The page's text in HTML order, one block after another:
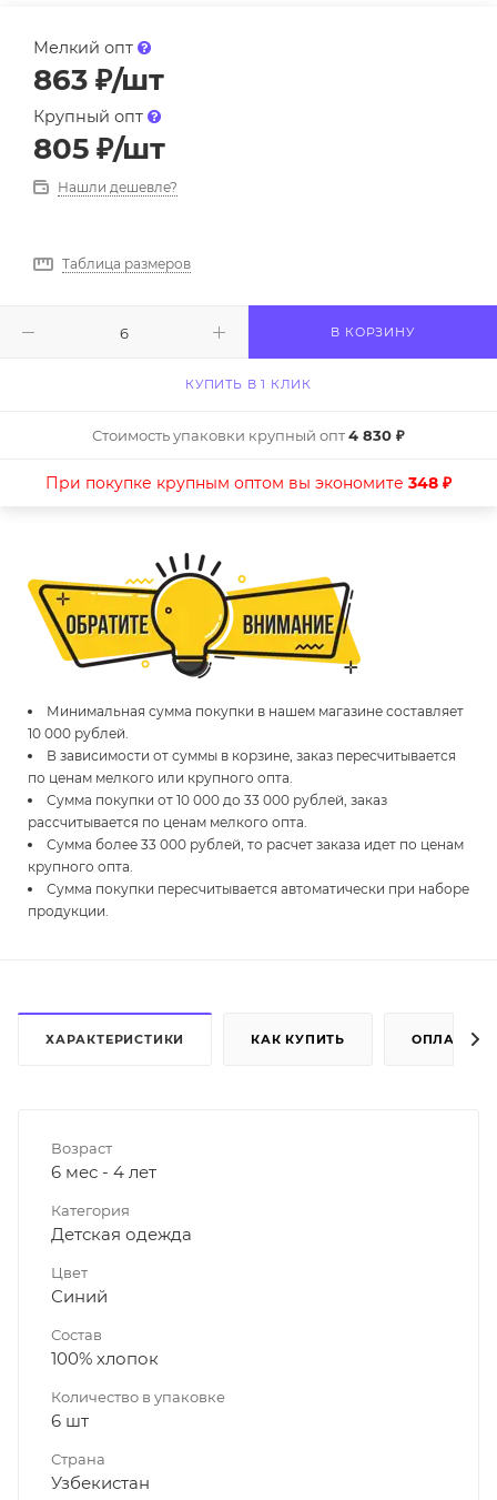
Мелкий опт
863 ₽/шт
Крупный опт
805 ₽/шт
Нашли дешевле?
Таблица размеров
В КОРЗИНУ
КУПИТЬ В 1 КЛИК
Стоимость упаковки крупный опт4 830 ₽
При покупке крупным оптом вы экономите 348 ₽
Минимальная сумма покупки в нашем магазине составляет
10 000 рублей.
В зависимости от суммы в корзине, заказ пересчитывается
по ценам мелкого или крупного опта.
Сумма покупки от 10 000 до 33 000 рублей, заказ
рассчитывается по ценам мелкого опта.
Сумма более 33 000 рублей, то расчет заказа идет по ценам
крупного опта.
Сумма покупки пересчитывается автоматически при наборе
продукции.
ХАРАКТЕРИСТИКИ КАК КУПИТЬ ОПЛАТА
Возраст
6 мес - 4 лет
Категория
Детская одежда
Цвет
Синий
Состав
100% хлопок
Количество в упаковке
6 шт
Страна
Узбекистан